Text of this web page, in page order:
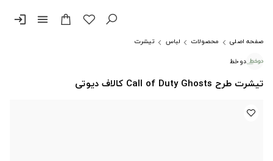
menu
login
صفحه اصلی محصولات لباس
تیشرت
دوخط
تیشرت طرح Call of Duty Ghosts کالاف دیوتی